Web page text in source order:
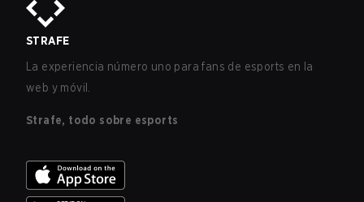
STRAFE
La experiencia número uno para fans de esports en la
web y móvil.
Strafe, todo sobre esports